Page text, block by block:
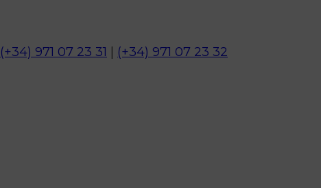
(+34) 971 07 23 31 (+34) 971 07 23 32